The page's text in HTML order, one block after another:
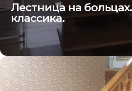
Лестница на
классика.